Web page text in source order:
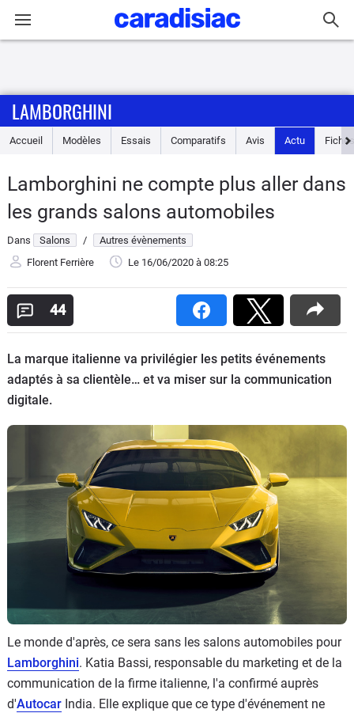
Accueil
Essais
Guide
d'achat
Electriques
Utilitaires
Flottes
Auto
LAMBORGHINI
Accueil Modèles Essais Comparatifs Avis Actu
Lamborghini ne compte plus aller dans
les grands salons automobiles
Dans Salons /
Autres évènements
Florent Ferrière
Le 16/06/2020 à 08:25
44
La marque italienne va privilégier les petits événements
adaptés à sa clientèle… et va miser sur la communication
digitale.
Le monde d'après, ce sera sans les salons automobiles pour
Lamborghini. Katia Bassi, responsable du marketing et de la
communication de la firme italienne, l'a confirmé auprès
d'Autocar India. Elle explique que ce type d'événement ne